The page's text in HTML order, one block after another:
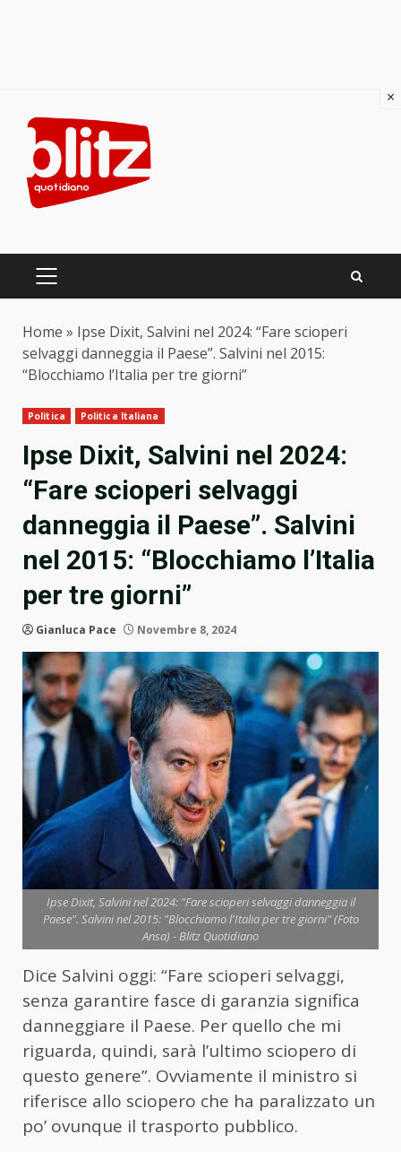
content
PRIMARY
Home » Ipse Dixit, Salvini nel 2024: “Fare scioperi
selvaggi danneggia il Paese”. Salvini nel 2015:
“Blocchiamo l’Italia per tre giorni”
Politica Politica Italiana
Ipse Dixit, Salvini nel 2024:
“Fare scioperi selvaggi
danneggia il Paese”. Salvini
nel 2015: “Blocchiamo l’Italia
per tre giorni”
Gianluca Pace Novembre 8, 2024
Ipse Dixit, Salvini nel 2024: "Fare scioperi selvaggi danneggia il
Paese". Salvini nel 2015: "Blocchiamo l'Italia per tre giorni" (Foto
Ansa) - Blitz Quotidiano
Dice Salvini oggi: “Fare scioperi selvaggi,
senza garantire fasce di garanzia significa
danneggiare il Paese. Per quello che mi
riguarda, quindi, sarà l’ultimo sciopero di
questo genere”. Ovviamente il ministro si
riferisce allo sciopero che ha paralizzato un
po’ ovunque il trasporto pubblico.
×